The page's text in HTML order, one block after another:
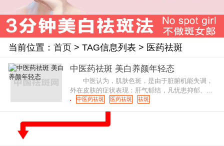
当前位置： 首页> TAG信息列表 > 医药祛斑
中医药祛斑 美白养颜年轻态
中医认为，肌肤色斑，是由于脏腑机能失调，
外在皮肤的症状表现：肝气郁结，凡忧患抑郁、肝
失条达、肝气郁滞，郁久化热，灼伤阴血，致使颜
面气血失和而发病成为了色斑成
中医药祛斑 医药祛斑 祛斑